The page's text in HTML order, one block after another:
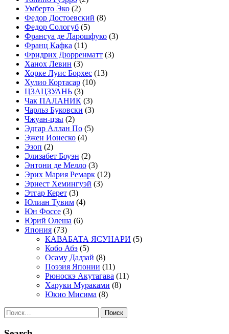
Умберто Эко (2)
Федор Достоевский (8)
Федор Сологуб (5)
Франсуа де Ларошфуко (3)
Франц Кафка (11)
Фридрих Дюрренматт (3)
Ханох Левин (3)
Хорке Луис Борхес (13)
Хулио Кортасар (10)
ЦЗАЦЗУАНЬ (3)
Чак ПАЛАНИК (3)
Чарльз Буковски (3)
Чжуан-цзы (2)
Эдгар Аллан По (5)
Эжен Ионеско (4)
Эзоп (2)
Элизабет Боуэн (2)
Энтони де Мелло (3)
Эрих Мария Ремарк (12)
Эрнест Хемингуэй (3)
Этгар Керет (3)
Юлиан Тувим (4)
Юн Фоссе (3)
Юрий Олеша (6)
Япония (73)
КАВАБАТА ЯСУНАРИ (5)
Кобо Абэ (5)
Осаму Дадзай (8)
Поэзия Японии (11)
Рюноскэ Акутагава (11)
Харуки Мураками (8)
Юкио Мисима (8)
Найти: